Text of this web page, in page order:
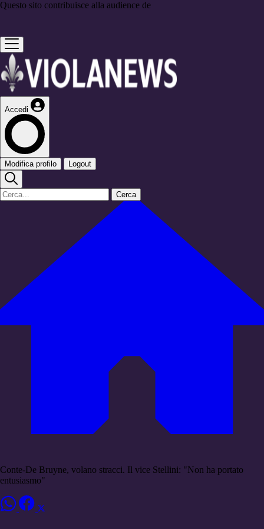
Questo sito contribuisce alla audience de
Accedi
Modifica profilo Logout
Cerca
Conte-De Bruyne, volano stracci. Il vice Stellini: "Non ha portato
entusiasmo"